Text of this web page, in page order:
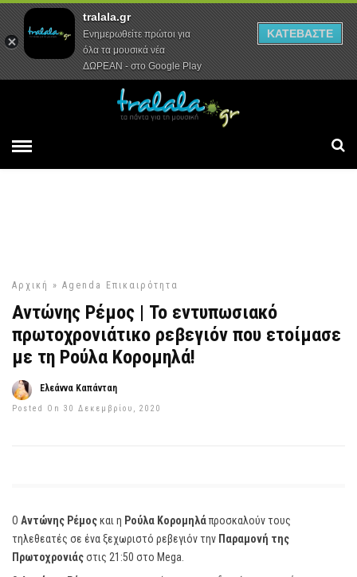
Αρχική Συνεντεύξεις Ρεπορτάζ
Αρχική » Agenda Επικαιρότητα
Αντώνης Ρέμος | Το εντυπωσιακό
πρωτοχρονιάτικο ρεβεγιόν που ετοίμασε
με τη Ρούλα Κορομηλά!
Ελεάννα Καπάνταη
Posted On 30 Δεκεμβρίου, 2020
Ο Αντώνης Ρέμοςκαι η Ρούλα Κορομηλάπροσκαλούν τους
τηλεθεατές σε ένα ξεχωριστό ρεβεγιόν την Παραμονή της
Πρωτοχρονιάςστις 21:50 στο Mega.
tralala.gr
Ενημερωθείτε πρώτοι για
όλα τα μουσικά νέα
ΔΩΡΕΑΝ - στο Google Play
ΚΑΤΕΒΑΣΤΕ